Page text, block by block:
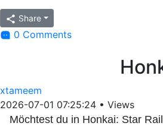
Share
0 Comments
xtameem
2026-07-01 07:25:24 • Views
Möchtest du in Honkai: Star